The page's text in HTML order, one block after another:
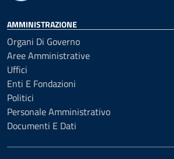
AMMINISTRAZIONE
Organi Di Governo
Aree Amministrative
Uffici
Enti E Fondazioni
Politici
Personale Amministrativo
Documenti E Dati